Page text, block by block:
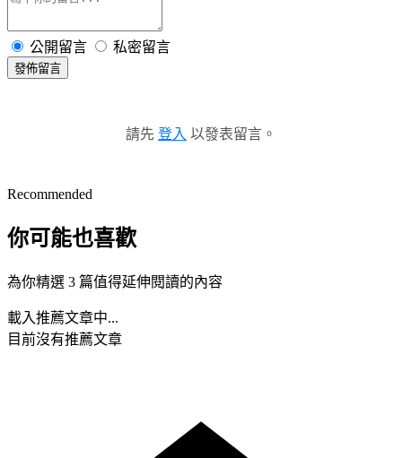
公開留言 私密留言
發佈留言
請先 登入 以發表留言。
Recommended
你可能也喜歡
為你精選 3 篇值得延伸閱讀的內容
載入推薦文章中...
目前沒有推薦文章